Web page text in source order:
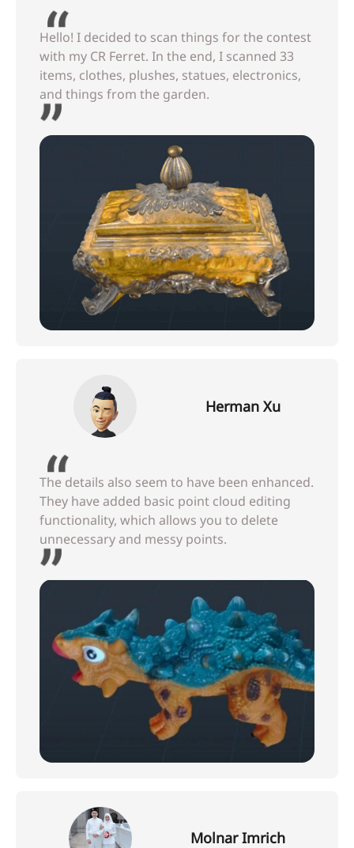
Hello! I decided to scan things for the contest
with my CR Ferret. In the end, I scanned 33
items, clothes, plushes, statues, electronics,
and things from the garden.
Herman Xu
The details also seem to have been enhanced.
They have added basic point cloud editing
functionality, which allows you to delete
unnecessary and messy points.
Molnar Imrich